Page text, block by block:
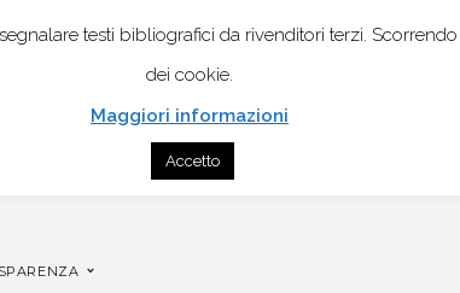
testi bibliografici da rivenditori terzi.
dei cookie.
Maggiori informazioni
Accetto